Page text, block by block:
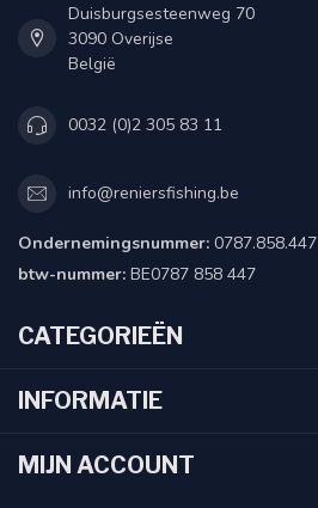
Duisburgsesteenweg 70
3090 Overijse
België
0032 (0)2 305 83 11
info@reniersfishing.be
Ondernemingsnummer: 0787.858.447
btw-nummer: BE0787 858 447
CATEGORIEËN
INFORMATIE
MIJN ACCOUNT